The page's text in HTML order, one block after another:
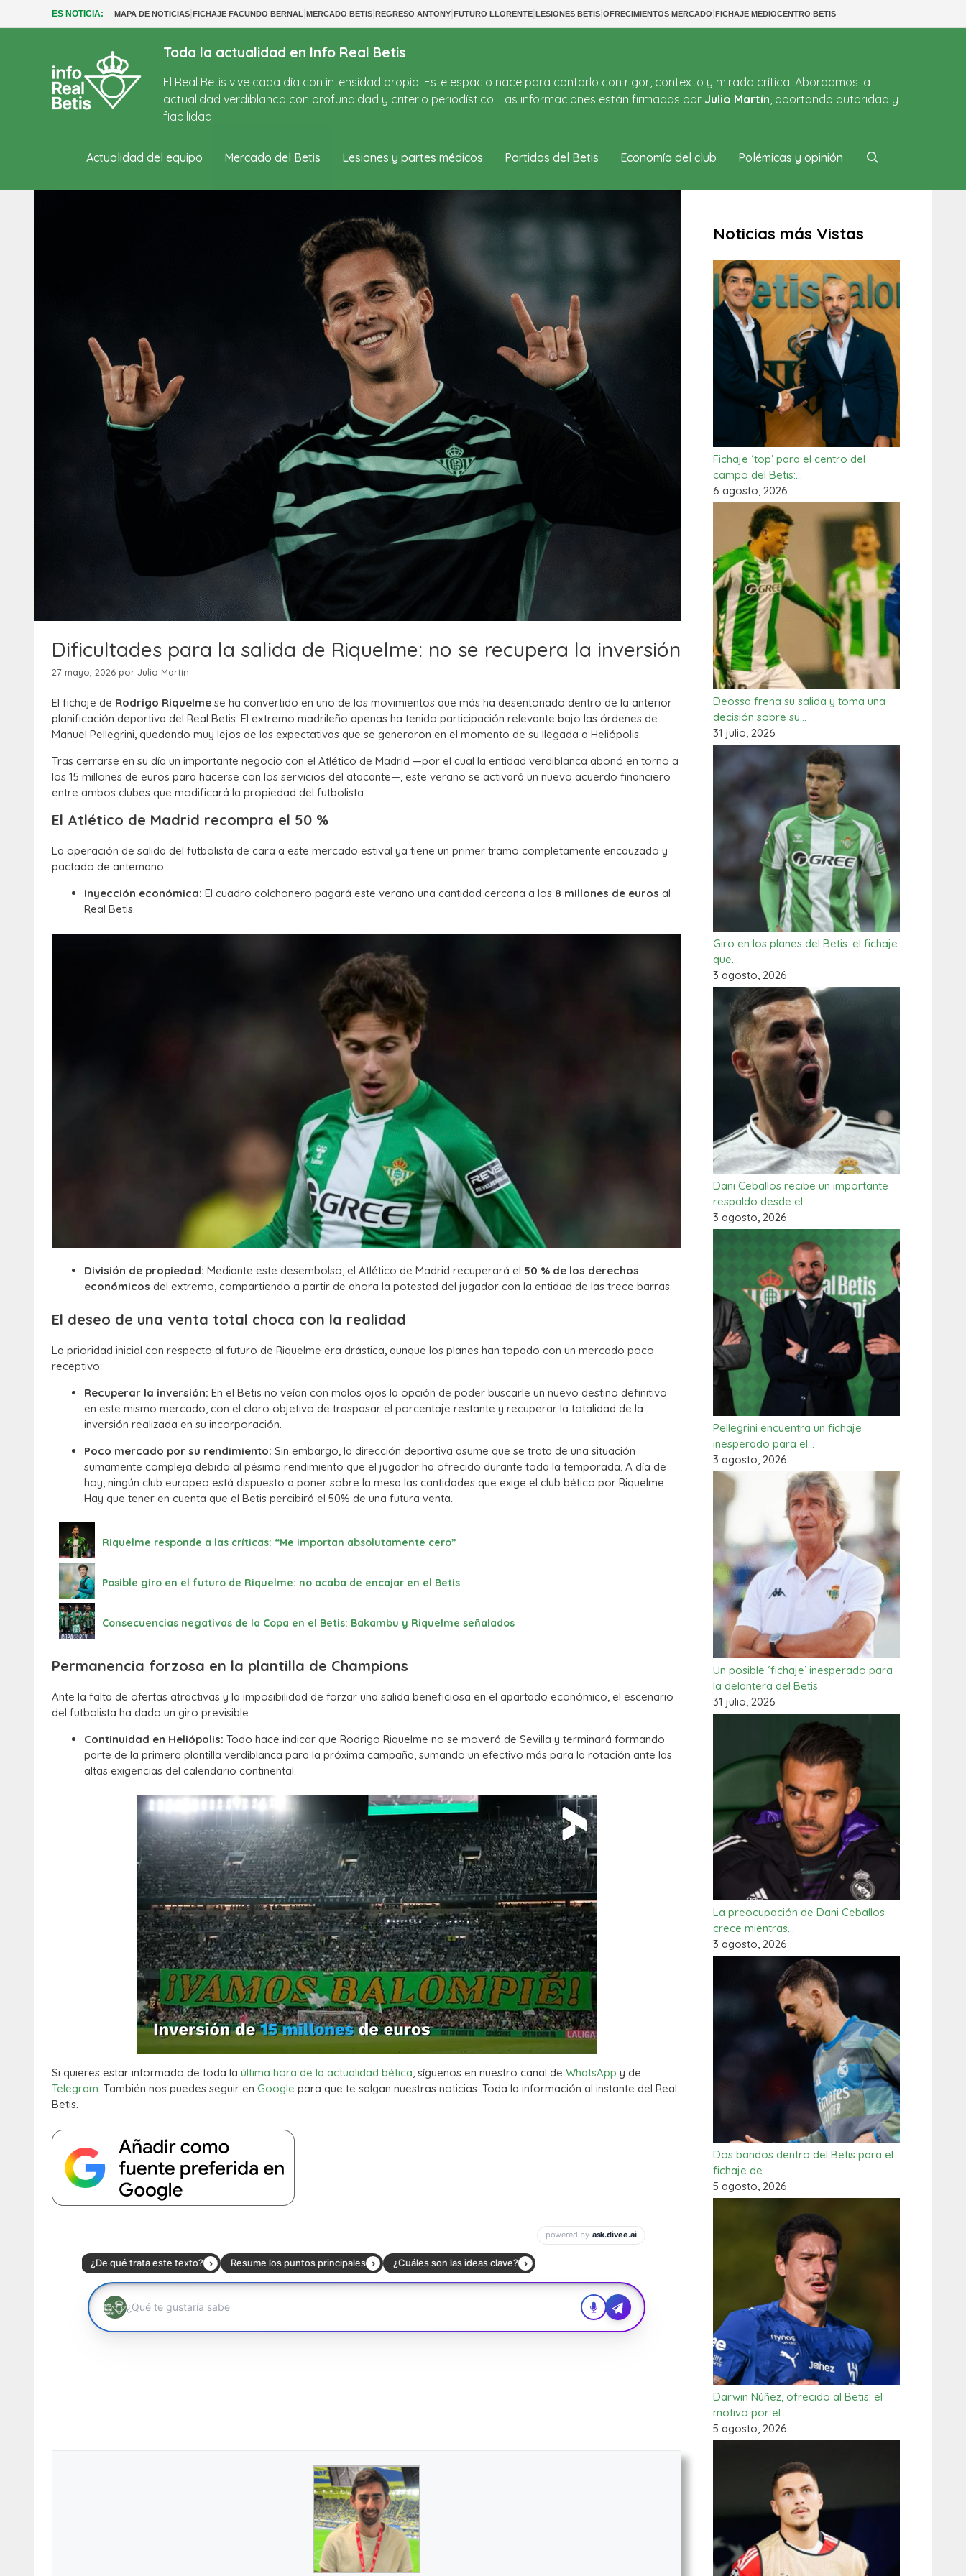
ES NOTICIA: MAPA DE NOTICIAS|FICHAJE FACUNDO BERNAL|MERCADO BETIS|REGRESO ANTONY|FUTURO LLORENTE|LESIONES BETIS|OFRECIMIENTOS MERCADO|FICHAJE MEDIOCENTRO BETIS
Toda la actualidad en Info Real Betis
El Real Betis vive cada día con intensidad propia. Este espacio nace para contarlo con rigor, contexto y mirada crítica. Abordamos la
actualidad verdiblanca con profundidad y criterio periodístico. Las informaciones están firmadas por Julio Martín, aportando autoridad y
fiabilidad.
Actualidad del equipo Mercado del Betis Lesiones y partes médicos Partidos del Betis Economía del club Polémicas y opinión
Dificultades para la salida de Riquelme: no se recupera la inversión
27 mayo, 2026 por Julio Martín
El fichaje de Rodrigo Riquelme se ha convertido en uno de los movimientos que más ha desentonado dentro de la anterior
planificación deportiva del Real Betis. El extremo madrileño apenas ha tenido participación relevante bajo las órdenes de
Manuel Pellegrini, quedando muy lejos de las expectativas que se generaron en el momento de su llegada a Heliópolis.
Tras cerrarse en su día un importante negocio con el Atlético de Madrid —por el cual la entidad verdiblanca abonó en torno a
los 15 millones de euros para hacerse con los servicios del atacante—, este verano se activará un nuevo acuerdo financiero
entre ambos clubes que modificará la propiedad del futbolista.
El Atlético de Madrid recompra el 50 %
La operación de salida del futbolista de cara a este mercado estival ya tiene un primer tramo completamente encauzado y
pactado de antemano:
Inyección económica: El cuadro colchonero pagará este verano una cantidad cercana a los 8 millones de euros al
Real Betis.
División de propiedad: Mediante este desembolso, el Atlético de Madrid recuperará el 50 % de los derechos
económicos del extremo, compartiendo a partir de ahora la potestad del jugador con la entidad de las trece barras.
El deseo de una venta total choca con la realidad
La prioridad inicial con respecto al futuro de Riquelme era drástica, aunque los planes han topado con un mercado poco
receptivo:
Recuperar la inversión: En el Betis no veían con malos ojos la opción de poder buscarle un nuevo destino definitivo
en este mismo mercado, con el claro objetivo de traspasar el porcentaje restante y recuperar la totalidad de la
inversión realizada en su incorporación.
Poco mercado por su rendimiento: Sin embargo, la dirección deportiva asume que se trata de una situación
sumamente compleja debido al pésimo rendimiento que el jugador ha ofrecido durante toda la temporada. A día de
hoy, ningún club europeo está dispuesto a poner sobre la mesa las cantidades que exige el club bético por Riquelme.
Hay que tener en cuenta que el Betis percibirá el 50% de una futura venta.
Riquelme responde a las críticas: “Me importan absolutamente cero”
Posible giro en el futuro de Riquelme: no acaba de encajar en el Betis
Consecuencias negativas de la Copa en el Betis: Bakambu y Riquelme señalados
Permanencia forzosa en la plantilla de Champions
Ante la falta de ofertas atractivas y la imposibilidad de forzar una salida beneficiosa en el apartado económico, el escenario
del futbolista ha dado un giro previsible:
Continuidad en Heliópolis: Todo hace indicar que Rodrigo Riquelme no se moverá de Sevilla y terminará formando
parte de la primera plantilla verdiblanca para la próxima campaña, sumando un efectivo más para la rotación ante las
altas exigencias del calendario continental.
Si quieres estar informado de toda la última hora de la actualidad bética, síguenos en nuestro canal de WhatsApp y de
Telegram. También nos puedes seguir en Google para que te salgan nuestras noticias. Toda la información al instante del Real
Betis.
Noticias más Vistas
Fichaje ‘top’ para el centro del
campo del Betis:…
6 agosto, 2026
Deossa frena su salida y toma una
decisión sobre su…
31 julio, 2026
Giro en los planes del Betis: el fichaje
que…
3 agosto, 2026
Dani Ceballos recibe un importante
respaldo desde el…
3 agosto, 2026
Pellegrini encuentra un fichaje
inesperado para el…
3 agosto, 2026
Un posible ‘fichaje’ inesperado para
la delantera del Betis
31 julio, 2026
La preocupación de Dani Ceballos
crece mientras…
3 agosto, 2026
Dos bandos dentro del Betis para el
fichaje de…
5 agosto, 2026
Darwin Núñez, ofrecido al Betis: el
motivo por el…
5 agosto, 2026